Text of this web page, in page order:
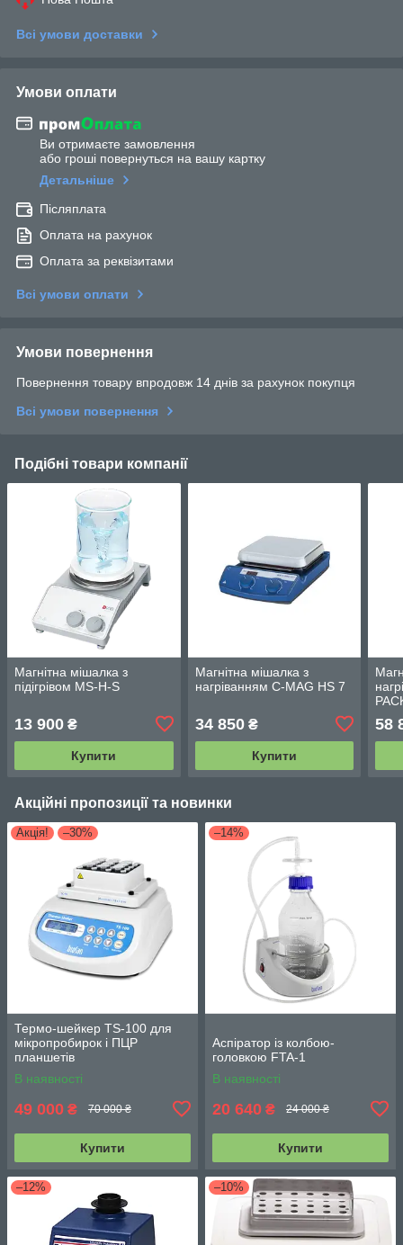
Всі умови доставки
Умови оплати
Ви отримаєте замовлення
або гроші повернуться на вашу картку
Детальніше
Післяплата
Оплата на рахунок
Оплата за реквізитами
Всі умови оплати
Умови повернення
Повернення товару впродовж 14 днів за рахунок покупця
Всі умови повернення
Подібні товари компанії
Магнітна мішалка з
підігрівом MS-H-S
13 900 ₴
Купити
Магнітна мішалка з
нагріванням C-MAG HS 7
34 850₴
Купити
58
Акційні пропозиції та новинки
Акція! –30%
Термо-шейкер TS-100 для
мікропробирок і ПЦР
планшетів
В наявності
49 000 ₴ 70 000 ₴
Купити
–14%
Аспіратор із колбою-
головкою FTA-1
В наявності
20 640 ₴ 24 000 ₴
Купити
–12% –10%